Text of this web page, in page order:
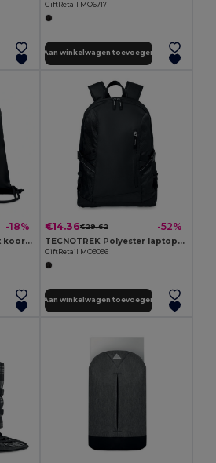
GiftRetail MO6717
Aan winkelwagen toevoegen
-18%
NIGHT Grote rugzak met koord RPET
€14.36€29.62 -52%
TECNOTREK Polyester laptoprugtas
GiftRetail MO9096
Aan winkelwagen toevoegen